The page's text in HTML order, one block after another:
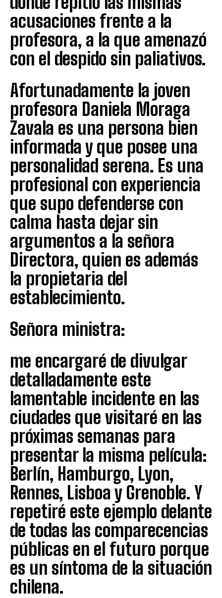
acusaciones frente a la
profesora, a la que amenazó
con el despido sin paliativos.
Afortunadamente la joven
profesora Daniela Moraga
Zavala es una persona bien
informada y que posee una
personalidad serena. Es una
profesional con experiencia
que supo defenderse con
calma hasta dejar sin
argumentos a la señora
Directora, quien es además
la propietaria del
establecimiento.
Señora ministra:
me encargaré de divulgar
detalladamente este
lamentable incidente en las
ciudades que visitaré en las
próximas semanas para
presentar la misma película:
Berlín, Hamburgo, Lyon,
Rennes, Lisboa y Grenoble. Y
repetiré este ejemplo delante
de todas las comparecencias
públicas en el futuro porque
es un síntoma de la situación
chilena.